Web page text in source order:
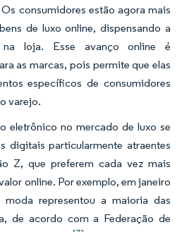
consumidores estão agora mais
de luxo online, dispensando a
na loja. Esse avanço online é
as marcas, pois permite que elas
específicos de consumidores
varejo.
eletrônico no mercado de luxo se
digitais particularmente atraentes
Z, que preferem cada vez mais
online. Por exemplo, em janeiro
representou a maioria das
de acordo com a Federação de